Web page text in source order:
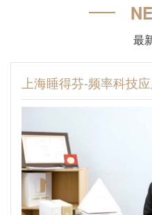
最
上海睡得芬-频率科技